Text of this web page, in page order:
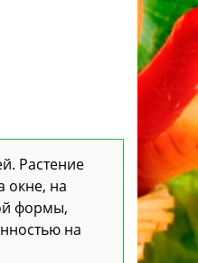
Растение
окне, на
формы,
на